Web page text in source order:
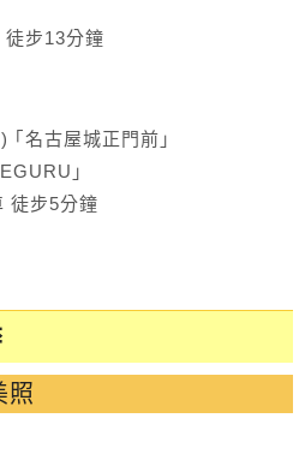
步13分鐘
｢名古屋城正門前｣
｣
徒步5分鐘
照